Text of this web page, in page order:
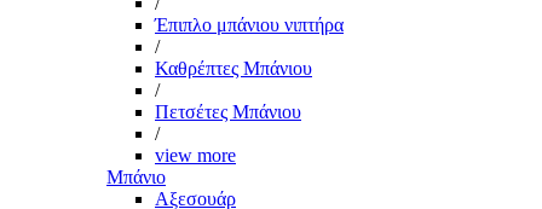
Έπιπλο μπάνιου νιπτήρα
/
Καθρέπτες Μπάνιου
/
Πετσέτες Μπάνιου
/
view more
Μπάνιο
Αξεσουάρ